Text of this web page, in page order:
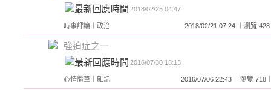
2018/02/25 04:47
時事評論 政治 2018/02/21 07:24 ｜瀏覽
強迫症之一
2016/07/30 18:13
心情隨筆 雜記 2016/07/06 22:43 ｜瀏覽 718